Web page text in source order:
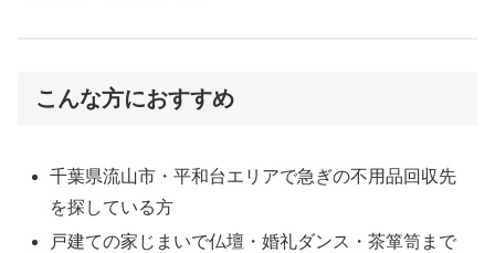
こんな方におすすめ
千葉県流山市・平和台エリアで急ぎの不用品回収先
を探している方
戸建ての家じまいで仏壇・婚礼ダンス・茶箪笥まで